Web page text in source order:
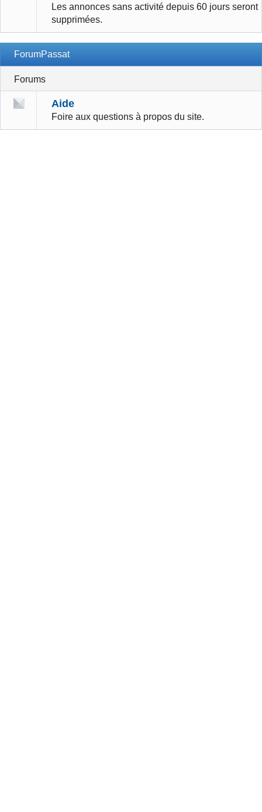
Les annonces sans activité depuis 60 jours seront
supprimées.
ForumPassat
Forums
Aide
Foire aux questions à propos du site.